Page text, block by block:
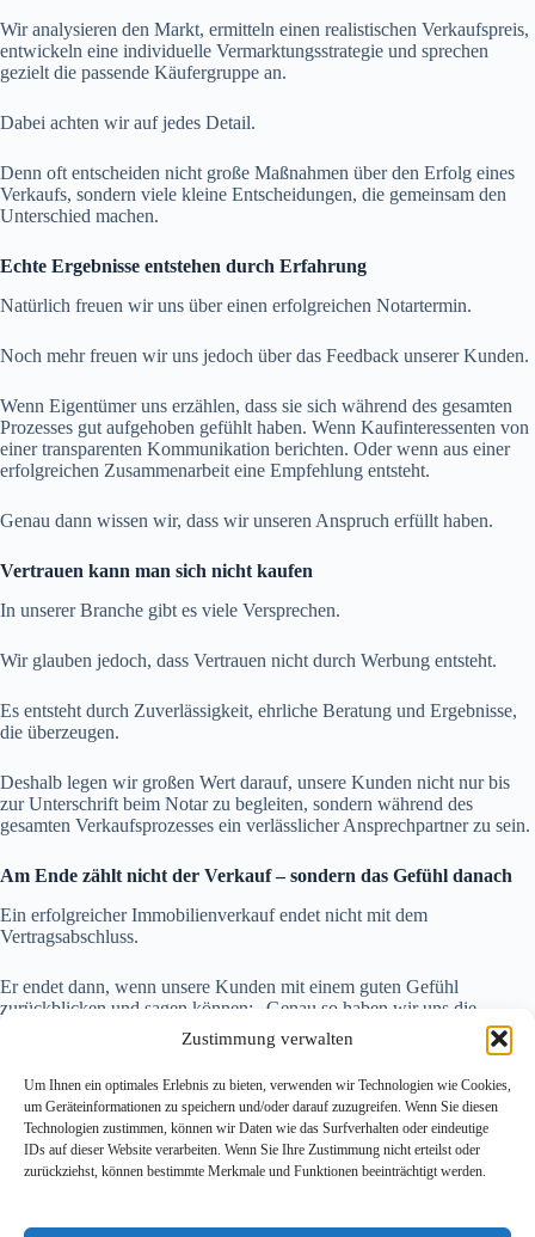
Zustimmung verwalten
Um Ihnen ein optimales Erlebnis zu bieten, verwenden wir Technologien wie Cookies,
um Geräteinformationen zu speichern und/oder darauf zuzugreifen. Wenn Sie diesen
Technologien zustimmen, können wir Daten wie das Surfverhalten oder eindeutige
IDs auf dieser Website verarbeiten. Wenn Sie Ihre Zustimmung nicht erteilst oder
zurückziehst, können bestimmte Merkmale und Funktionen beeinträchtigt werden.
Wir analysieren den Markt, ermitteln einen realistischen Verkaufspreis,
entwickeln eine individuelle Vermarktungsstrategie und sprechen
gezielt die passende Käufergruppe an.
Dabei achten wir auf jedes Detail.
Denn oft entscheiden nicht große Maßnahmen über den Erfolg eines
Verkaufs, sondern viele kleine Entscheidungen, die gemeinsam den
Unterschied machen.
Echte Ergebnisse entstehen durch Erfahrung
Natürlich freuen wir uns über einen erfolgreichen Notartermin.
Noch mehr freuen wir uns jedoch über das Feedback unserer Kunden.
Wenn Eigentümer uns erzählen, dass sie sich während des gesamten
Prozesses gut aufgehoben gefühlt haben. Wenn Kaufinteressenten von
einer transparenten Kommunikation berichten. Oder wenn aus einer
erfolgreichen Zusammenarbeit eine Empfehlung entsteht.
Genau dann wissen wir, dass wir unseren Anspruch erfüllt haben.
Vertrauen kann man sich nicht kaufen
In unserer Branche gibt es viele Versprechen.
Wir glauben jedoch, dass Vertrauen nicht durch Werbung entsteht.
Es entsteht durch Zuverlässigkeit, ehrliche Beratung und Ergebnisse,
die überzeugen.
Deshalb legen wir großen Wert darauf, unsere Kunden nicht nur bis
zur Unterschrift beim Notar zu begleiten, sondern während des
gesamten Verkaufsprozesses ein verlässlicher Ansprechpartner zu sein.
Am Ende zählt nicht der Verkauf – sondern das Gefühl danach
Ein erfolgreicher Immobilienverkauf endet nicht mit dem
Vertragsabschluss.
Er endet dann, wenn unsere Kunden mit einem guten Gefühl
zurückblicken und sagen können: „Genau so haben wir uns die
Zusammenarbeit vorgestellt.“
Dieses Vertrauen ist für uns der größte Erfolg – und gleichzeitig der
Anspruch, mit dem wir jeden Tag aufs Neue arbeiten.
VORHERIGER NÄCHSTER